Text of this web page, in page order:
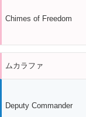
Chimes of Freedom
ムカラファ
Deputy Commander